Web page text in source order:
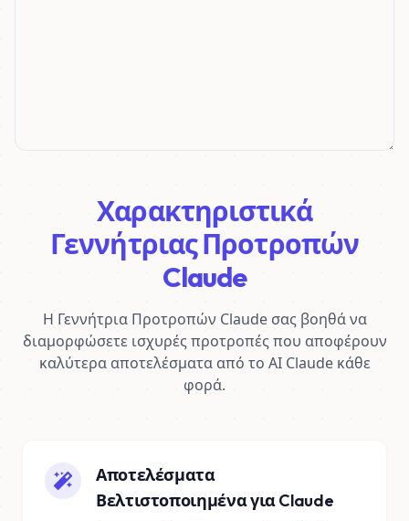
Χαρακτηριστικά
Γεννήτριας Προτροπών
Claude
Η Γεννήτρια Προτροπών Claude σας βοηθά να
διαμορφώσετε ισχυρές προτροπές που αποφέρουν
καλύτερα αποτελέσματα από το AI Claude κάθε
φορά.
Αποτελέσματα
Βελτιστοποιημένα για Claude